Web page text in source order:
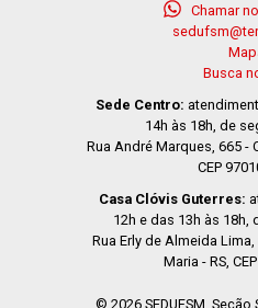
Chamar
Busca
Sede Centro:
14h às 18h, de
Rua André Marques, 665 -
CEP
Casa Clóvis Guterres:
12h e das 13h às 18h,
Rua Erly de Almeida
Maria - RS,
© 2026 SEDUFSM,